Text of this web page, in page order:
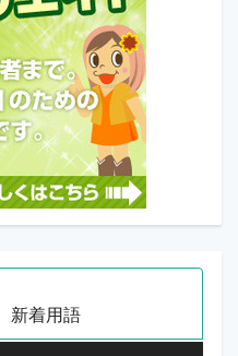
新着用語